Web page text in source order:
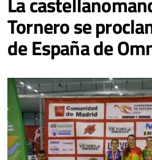
Tornero se
de España de